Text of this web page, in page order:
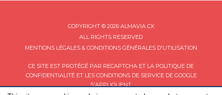
COPYRIGHT © 2026 ALMAVIA CX
ALL RIGHTS RESERVED
MENTIONS LÉGALES & CONDITIONS GÉNÉRALES D'UTILISATION
CE SITE EST PROTÉGÉ PAR RECAPTCHA ET LA POLITIQUE DE
CONFIDENTIALITÉET LES CONDITIONS DE SERVICEDE GOOGLE
S'APPLIQUENT.